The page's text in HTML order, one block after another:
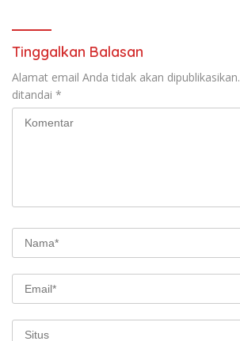
Tinggalkan Balasan
Alamat email Anda tidak akan dipublikasikan.
ditandai *